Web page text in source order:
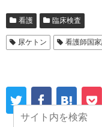
看護 臨床検査
尿ケトン 看護師国